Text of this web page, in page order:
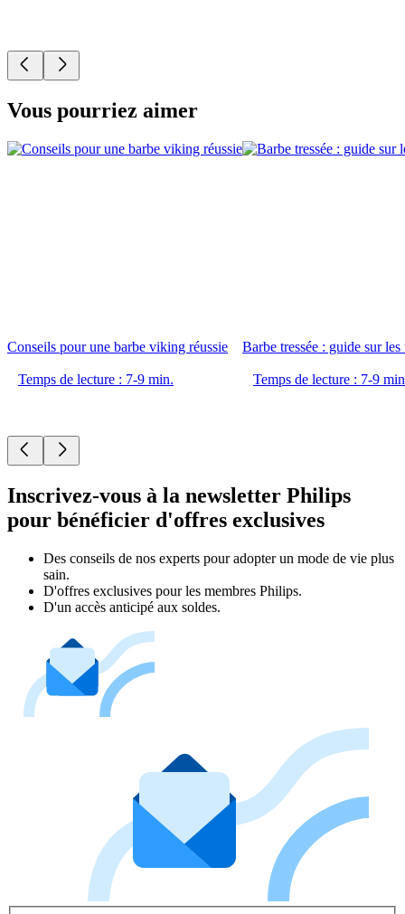
Vous pourriez aimer
Conseils pour une barbe viking réussie
Temps de lecture : 7-9 min.
Barbe tressée : guide sur les
Temps de lecture : 7-9
Inscrivez-vous à la newsletter Philips
pour bénéficier d'offres exclusives
Des conseils de nos experts pour adopter un mode de vie plus
sain.
D'offres exclusives pour les membres Philips.
D'un accès anticipé aux soldes.